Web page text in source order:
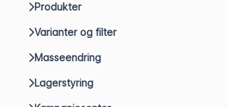
Produkter
Varianter og filter
Masseendring
Lagerstyring